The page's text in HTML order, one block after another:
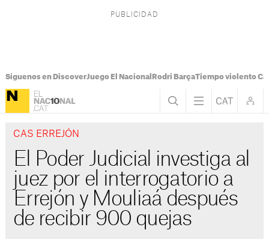
Síguenos en DiscoverJuego El Nacional Rodri BarçaTiempo violento
CAS ERREJÓN
El Poder Judicial investiga al
juez por el interrogatorio a
Errejón y Mouliaá después
de recibir 900 quejas